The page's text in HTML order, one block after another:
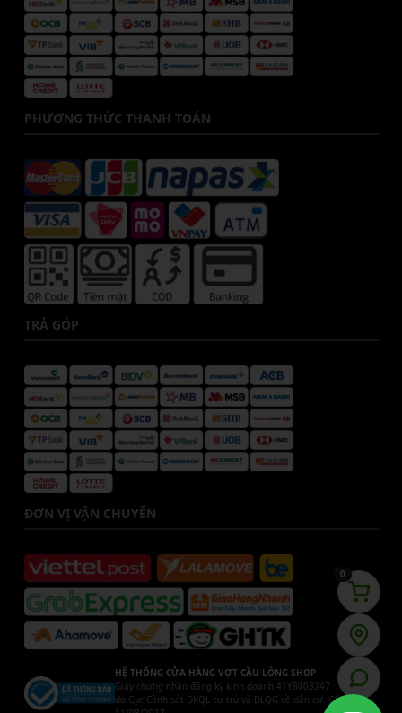
PHƯƠNG THỨC THANH TOÁN
TRẢ GÓP
ĐƠN VỊ VẬN CHUYỂN
HỆ THỐNG CỬA HÀNG VỢT CẦU LÔNG SHOP
Giấy chứng nhận đăng ký kinh doanh 41Y8003247
do Cục Cảnh sát ĐKQL cư trú và DLQG về dân cư. Cấp ngày
0